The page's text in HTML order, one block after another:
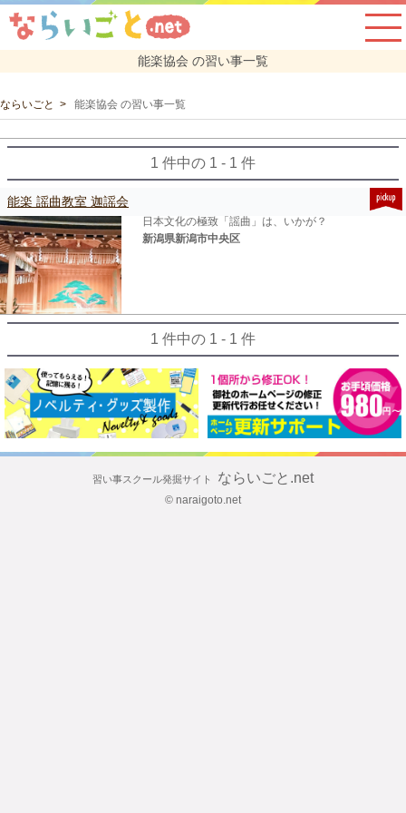
能楽協会 の習い事一覧
ならいごと 能楽協会 の習い事一覧
1 件中の 1 - 1 件
能楽 謡曲教室 迦謡会
日本文化の極致「謡曲」は、いかが？
新潟県新潟市中央区
1 件中の 1 - 1 件
習い事スクール発掘サイト ならいごと.net
© naraigoto.net